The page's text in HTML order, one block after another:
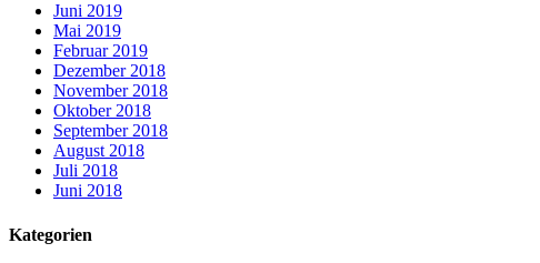
Juni 2019
Mai 2019
Februar 2019
Dezember 2018
November 2018
Oktober 2018
September 2018
August 2018
Juli 2018
Juni 2018
Kategorien